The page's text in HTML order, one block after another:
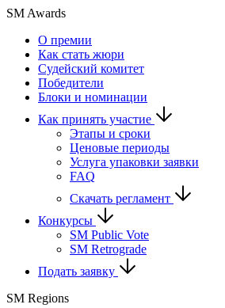
SM Awards
О премии
Как стать жюри
Судейский комитет
Победители
Блоки и номинации
Как принять участие
Этапы и сроки
Ценовые периоды
Услуга упаковки заявки
FAQ
Скачать регламент
Конкурсы
SM Public Vote
SM Retrograde
Подать заявку
SM Regions